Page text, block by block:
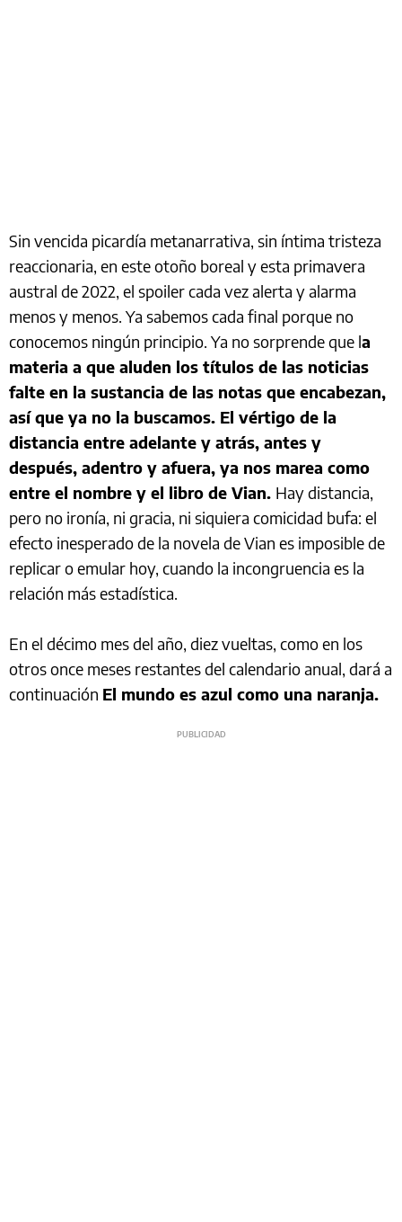
Sin vencida picardía metanarrativa, sin íntima tristeza
reaccionaria, en este otoño boreal y esta primavera
austral de 2022, el spoiler cada vez alerta y alarma
menos y menos. Ya sabemos cada final porque no
conocemos ningún principio. Ya no sorprende que la
materia a que aluden los títulos de las noticias
falte en la sustancia de las notas que encabezan,
así que ya no la buscamos. El vértigo de la
distancia entre adelante y atrás, antes y
después, adentro y afuera, ya nos marea como
entre el nombre y el libro de Vian. Hay distancia,
pero no ironía, ni gracia, ni siquiera comicidad bufa: el
efecto inesperado de la novela de Vian es imposible de
replicar o emular hoy, cuando la incongruencia es la
relación más estadística.
En el décimo mes del año, diez vueltas, como en los
otros once meses restantes del calendario anual, dará a
continuación El mundo es azul como una naranja.